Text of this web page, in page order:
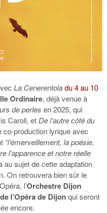
La Cenerentoladu 4 au 10
Ordinaire, déjà venue à
de perles en 2025, qui
Caroll, et De l’autre côté du
production lyrique avec
“l’émerveillement, la poésie,
l’apparence et notre réelle
au sujet de cette adaptation
On retrouvera bien sûr le
l’Orchestre Dijon
l’Opéra de Dijonqui seront
encore.